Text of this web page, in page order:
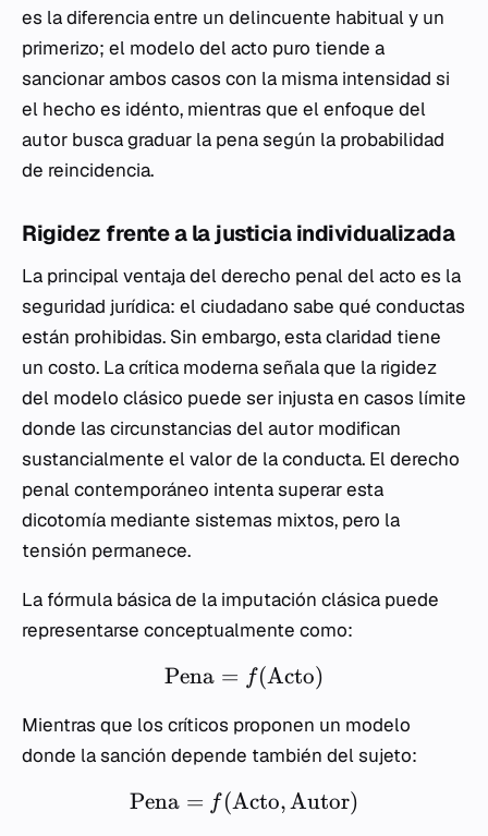
es la diferencia entre un delincuente habitual y un
primerizo; el modelo del acto puro tiende a
sancionar ambos casos con la misma intensidad si
el hecho es idénto, mientras que el enfoque del
autor busca graduar la pena según la probabilidad
de reincidencia.
Rigidez frente a la justicia individualizada
La principal ventaja del derecho penal del acto es la
seguridad jurídica: el ciudadano sabe qué conductas
están prohibidas. Sin embargo, esta claridad tiene
un costo. La crítica moderna señala que la rigidez
del modelo clásico puede ser injusta en casos límite
donde las circunstancias del autor modifican
sustancialmente el valor de la conducta. El derecho
penal contemporáneo intenta superar esta
dicotomía mediante sistemas mixtos, pero la
tensión permanece.
La fórmula básica de la imputación clásica puede
representarse conceptualmente como:
Pena = f(Acto)
Mientras que los críticos proponen un modelo
donde la sanción depende también del sujeto:
Pena = f (Acto,Autor)